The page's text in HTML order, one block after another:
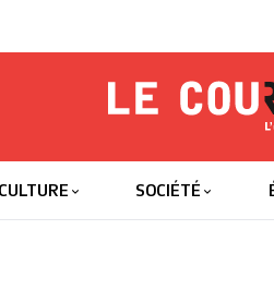
Le
CULTURE SOCIÉTÉ